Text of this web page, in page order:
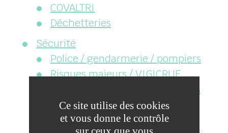
COVALTRI
Déchetteries
Sécurité
Police / gendarmerie / pompiers
Risques majeurs / VIGICRUE
Opération Tranquillité Vacances
Opération Tranquillité Séniors
panneau pocket
Ce site utilise des cookies
et vous donne le contrôle